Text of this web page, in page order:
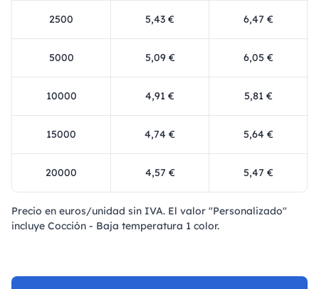
2500 5,43 € 6,47 €
5000 5,09 € 6,05 €
10000 4,91 € 5,81 €
15000 4,74 € 5,64 €
20000 4,57 € 5,47 €
Precio en euros/unidad sin IVA. El valor "Personalizado"
incluye Cocción - Baja temperatura 1 color.